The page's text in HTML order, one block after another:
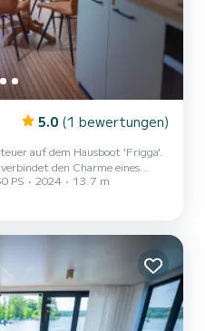
5.0 (1 bewertungen)
auf dem Hausboot 'Frigga'.
den Charme eines
Anforderungen und
Ausstattung
Hausboot ist modern
Wohnfläche. Mit
PS 2024 13.7 m